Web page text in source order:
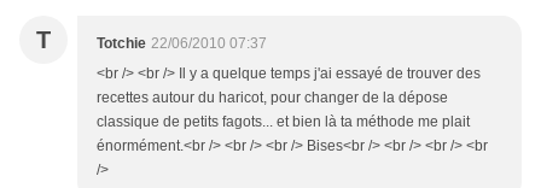
T Totchie 22/06/2010 07:37
<br /> <br /> Il y a quelque temps j'ai essayé de trouver des
recettes autour du haricot, pour changer de la dépose
classique de petits fagots... et bien là ta méthode me plait
énormément.<br /> <br /> <br /> Bises<br /> <br /> <br /> <br
/>